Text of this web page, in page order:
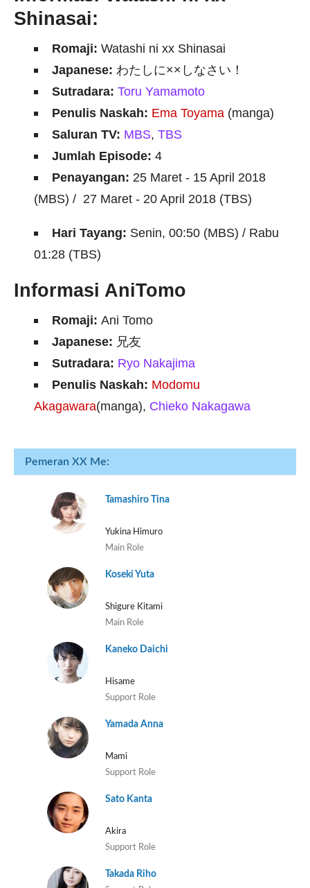
Shinasai:
Romaji: Watashi ni xx Shinasai
Japanese: わたしに××しなさい！
Sutradara: Toru Yamamoto
Penulis Naskah: Ema Toyama(manga)
Saluran TV: MBS, TBS
Jumlah Episode: 4
Penayangan: 25 Maret - 15 April 2018
(MBS) / 27 Maret - 20 April 2018 (TBS)
Hari Tayang: Senin, 00:50 (MBS) / Rabu
01:28 (TBS)
Informasi AniTomo
Romaji: Ani Tomo
Japanese: 兄友
Sutradara: Ryo Nakajima
Penulis Naskah: Modomu
Akagawara(manga), Chieko Nakagawa
Pemeran XX Me:
Tamashiro Tina
Yukina Himuro
Main Role
Koseki Yuta
Shigure Kitami
Main Role
Kaneko Daichi
Hisame
Support Role
Yamada Anna
Mami
Support Role
Sato Kanta
Akira
Support Role
Takada Riho